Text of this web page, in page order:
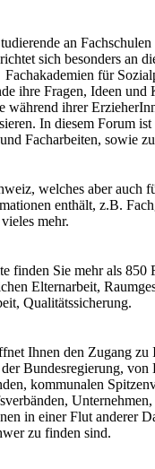
an
sich besonders an
für
ihre Fragen, Ideen und
während ihrer
In diesem Forum
Facharbeiten, sowie
welches aber auch
enthält, z.B.
mehr.
finden Sie mehr als 850
Elternarbeit,
Qualitätssicherung.
Ihnen den Zugang zu
Bundesregierung, von
kommunalen
in einer Flut anderer
zu finden sind.